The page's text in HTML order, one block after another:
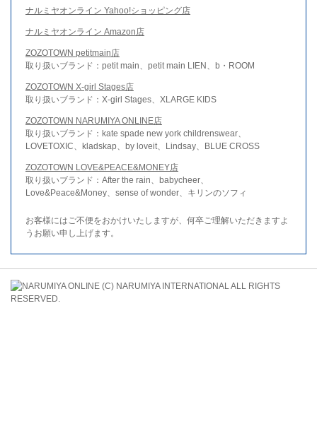
ナルミヤオンライン Yahoo!ショッピング店
ナルミヤオンライン Amazon店
ZOZOTOWN petitmain店
取り扱いブランド：petit main、petit main LIEN、b・ROOM
ZOZOTOWN X-girl Stages店
取り扱いブランド：X-girl Stages、XLARGE KIDS
ZOZOTOWN NARUMIYA ONLINE店
取り扱いブランド：kate spade new york childrenswear、
LOVETOXIC、kladskap、by loveit、Lindsay、BLUE CROSS
ZOZOTOWN LOVE&PEACE&MONEY店
取り扱いブランド：After the rain、babycheer、
Love&Peace&Money、sense of wonder、キリンのソフィ
お客様にはご不便をおかけいたしますが、何卒ご理解いただきますよ
うお願い申し上げます。